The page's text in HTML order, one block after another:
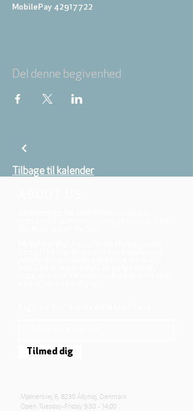
MobilePay 42917722
Del denne begivenhed
Tilbage til kalender
Tilmed dig
Mjølnersvej 6, 8230 Åbyhøj, Denmark
Open: Tuesday-Friday 9:30 - 14:00